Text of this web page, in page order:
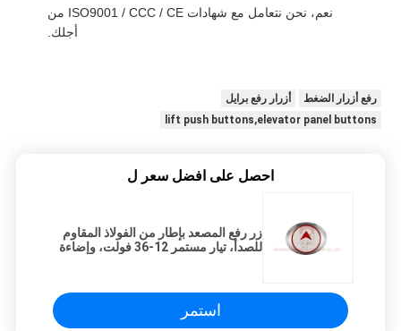
نعم، نحن نتعامل مع شهادات ISO9001 / CCC / CE من
أجلك.
رفع أزرار الضغط
أزرار رفع برايل
lift push buttons,elevator panel buttons
احصل على افضل سعر ل
زر رفع المصعد بإطار من الفولاذ المقاوم
للصدأ، تيار مستمر 12-36 فولت، وإضاءة
استمر